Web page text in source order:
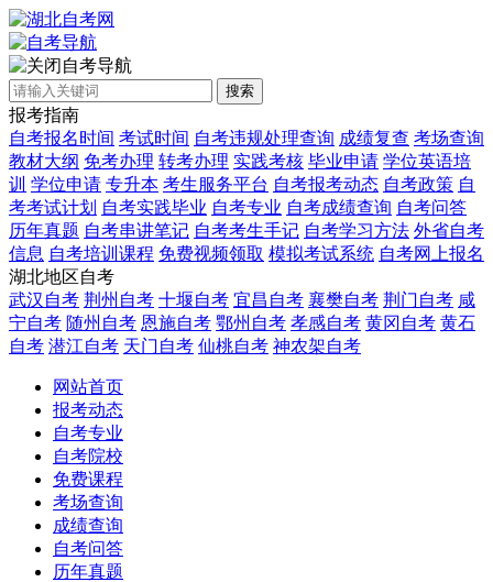
自考导航
搜索
报考指南
自考报名时间 考试时间 自考违规处理查询 成绩复查 考场查询
教材大纲 免考办理 转考办理 实践考核 毕业申请 学位英语培
训 学位申请 专升本 考生服务平台 自考报考动态 自考政策 自
考考试计划 自考实践毕业 自考专业 自考成绩查询 自考问答
历年真题 自考串讲笔记 自考考生手记 自考学习方法 外省自考
信息 自考培训课程 免费视频领取 模拟考试系统 自考网上报名
湖北地区自考
武汉自考 荆州自考 十堰自考 宜昌自考 襄樊自考 荆门自考 咸
宁自考 随州自考 恩施自考 鄂州自考 孝感自考 黄冈自考 黄石
自考 潜江自考 天门自考 仙桃自考 神农架自考
网站首页
报考动态
自考专业
自考院校
免费课程
考场查询
成绩查询
自考问答
历年真题